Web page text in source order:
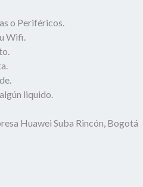
o Periféricos.
Wifi.
liquido.
Huawei Suba Rincón, Bogotá